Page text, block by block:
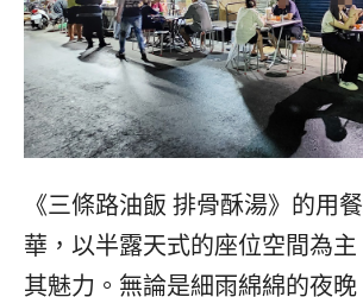
《三條路油飯 排骨酥湯》的用
華，以半露天式的座位空間為
其魅力。無論是細雨綿綿的夜